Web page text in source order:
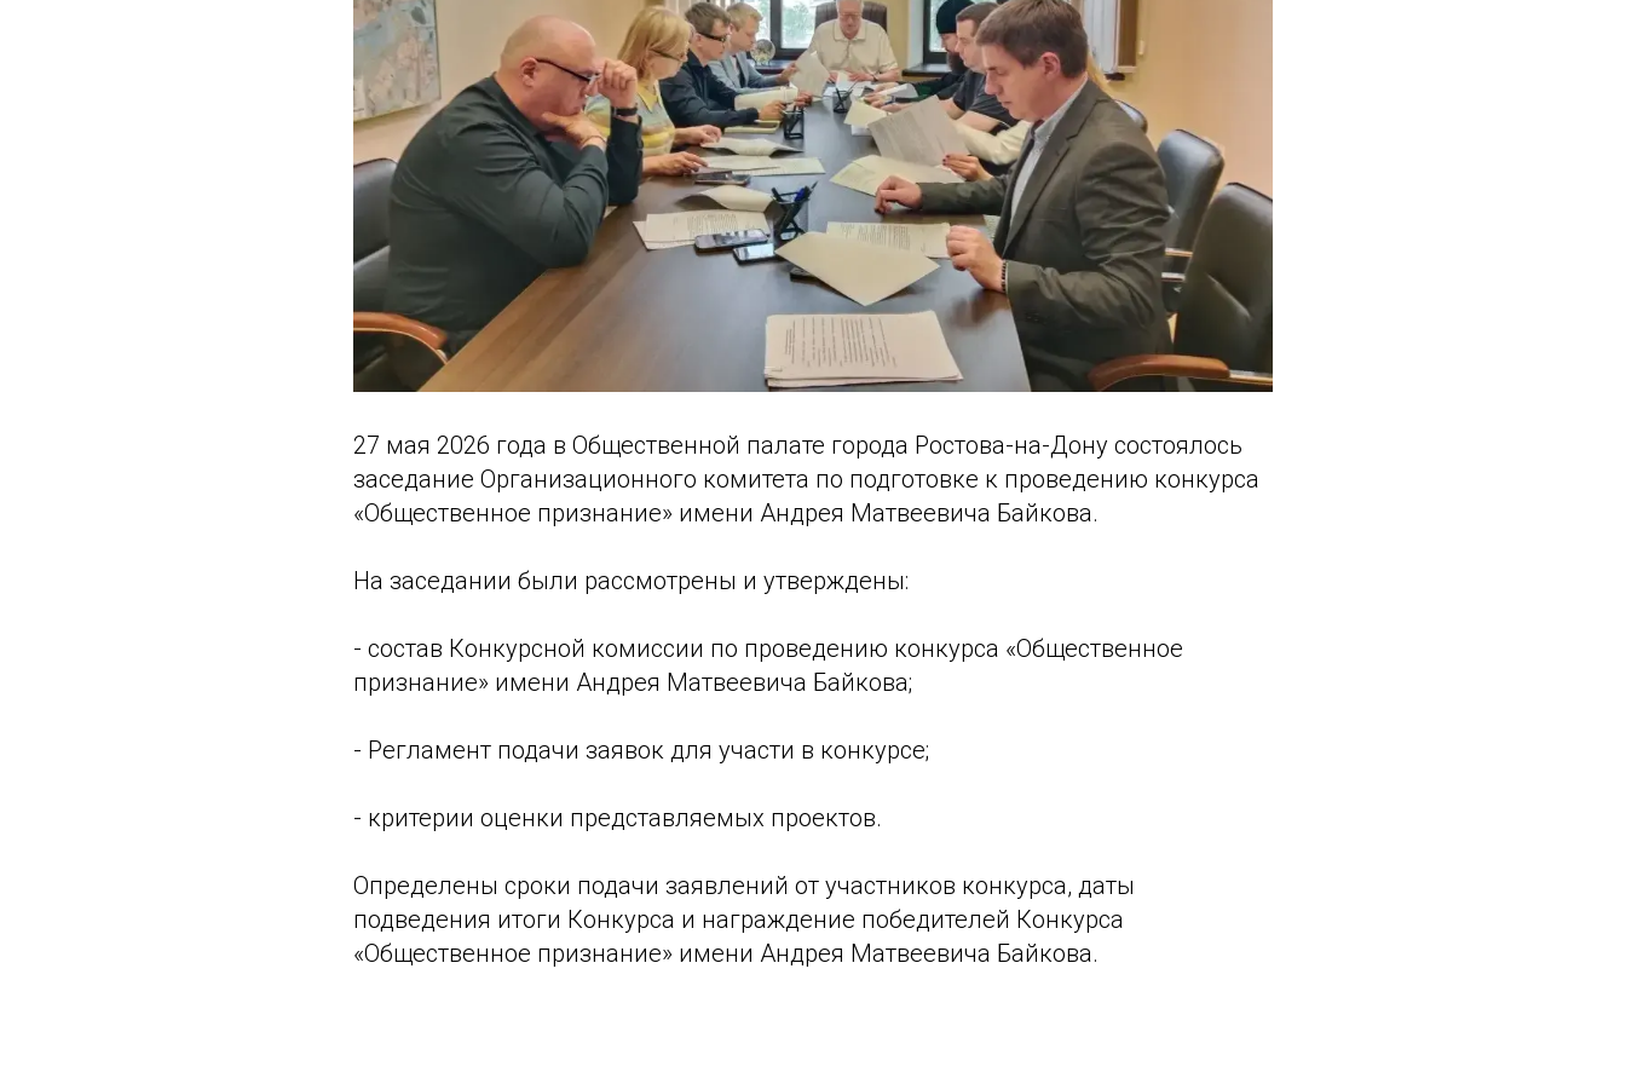
27 мая 2026 года в Общественной палате города Ростова-на-Дону состоялось
заседание Организационного комитета по подготовке к проведению конкурса
«Общественное признание» имени Андрея Матвеевича Байкова.
На заседании были рассмотрены и утверждены:
- состав Конкурсной комиссии по проведению конкурса «Общественное
признание» имени Андрея Матвеевича Байкова;
- Регламент подачи заявок для участи в конкурсе;
- критерии оценки представляемых проектов.
Определены сроки подачи заявлений от участников конкурса, даты
подведения итоги Конкурса и награждение победителей Конкурса
«Общественное признание» имени Андрея Матвеевича Байкова.